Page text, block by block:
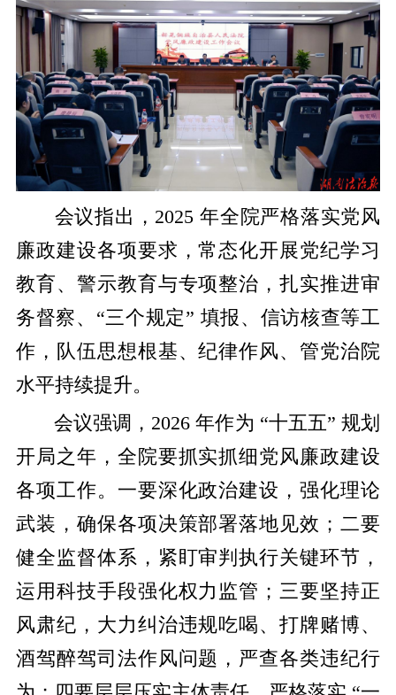
​会议指出，2025 年全院严格落实党风
廉政建设各项要求，常态化开展党纪学习
教育、警示教育与专项整治，扎实推进审
务督察、“三个规定” 填报、信访核查等工
作，队伍思想根基、纪律作风、管党治院
水平持续提升。
会议强调，2026 年作为 “十五五” 规划
开局之年，全院要抓实抓细党风廉政建设
各项工作。一要深化政治建设，强化理论
武装，确保各项决策部署落地见效；二要
健全监督体系，紧盯审判执行关键环节，
运用科技手段强化权力监管；三要坚持正
风肃纪，大力纠治违规吃喝、打牌赌博、
酒驾醉驾司法作风问题，严查各类违纪行